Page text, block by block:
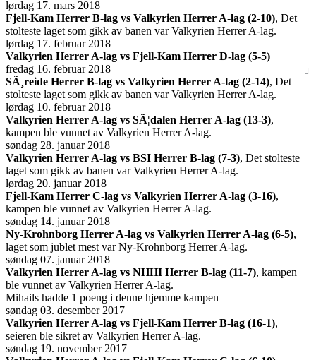
lørdag 17. mars 2018
Fjell-Kam Herrer B-lag vs Valkyrien Herrer A-lag (2-10), Det
stolteste laget som gikk av banen var Valkyrien Herrer A-lag.
lørdag 17. februar 2018
Valkyrien Herrer A-lag vs Fjell-Kam Herrer D-lag (5-5)
fredag 16. februar 2018
SÃ¸reide Herrer B-lag vs Valkyrien Herrer A-lag (2-14), Det
stolteste laget som gikk av banen var Valkyrien Herrer A-lag.
lørdag 10. februar 2018
Valkyrien Herrer A-lag vs SÃ¦dalen Herrer A-lag (13-3),
kampen ble vunnet av Valkyrien Herrer A-lag.
søndag 28. januar 2018
Valkyrien Herrer A-lag vs BSI Herrer B-lag (7-3), Det stolteste
laget som gikk av banen var Valkyrien Herrer A-lag.
lørdag 20. januar 2018
Fjell-Kam Herrer C-lag vs Valkyrien Herrer A-lag (3-16),
kampen ble vunnet av Valkyrien Herrer A-lag.
søndag 14. januar 2018
Ny-Krohnborg Herrer A-lag vs Valkyrien Herrer A-lag (6-5),
laget som jublet mest var Ny-Krohnborg Herrer A-lag.
søndag 07. januar 2018
Valkyrien Herrer A-lag vs NHHI Herrer B-lag (11-7), kampen
ble vunnet av Valkyrien Herrer A-lag.
Mihails hadde 1 poeng i denne hjemme kampen
søndag 03. desember 2017
Valkyrien Herrer A-lag vs Fjell-Kam Herrer B-lag (16-1),
seieren ble sikret av Valkyrien Herrer A-lag.
søndag 19. november 2017